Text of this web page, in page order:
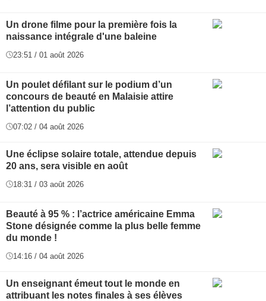
Un drone filme pour la première fois la
naissance intégrale d'une baleine
23:51 / 01 août 2026
Un poulet défilant sur le podium d’un
concours de beauté en Malaisie attire
l’attention du public
07:02 / 04 août 2026
Une éclipse solaire totale, attendue depuis
20 ans, sera visible en août
18:31 / 03 août 2026
Beauté à 95 % : l’actrice américaine Emma
Stone désignée comme la plus belle femme
du monde !
14:16 / 04 août 2026
Un enseignant émeut tout le monde en
attribuant les notes finales à ses élèves